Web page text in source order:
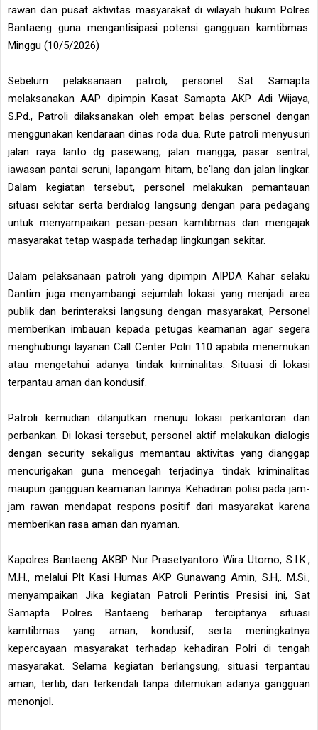
rawan dan pusat aktivitas masyarakat di wilayah hukum Polres
Bantaeng guna mengantisipasi potensi gangguan kamtibmas.
Minggu (10/5/2026)
Sebelum pelaksanaan patroli, personel Sat Samapta
melaksanakan AAP dipimpin Kasat Samapta AKP Adi Wijaya,
S.Pd., Patroli dilaksanakan oleh empat belas personel dengan
menggunakan kendaraan dinas roda dua. Rute patroli menyusuri
jalan raya lanto dg pasewang, jalan mangga, pasar sentral,
iawasan pantai seruni, lapangam hitam, be'lang dan jalan lingkar.
Dalam kegiatan tersebut, personel melakukan pemantauan
situasi sekitar serta berdialog langsung dengan para pedagang
untuk menyampaikan pesan-pesan kamtibmas dan mengajak
masyarakat tetap waspada terhadap lingkungan sekitar.
Dalam pelaksanaan patroli yang dipimpin AIPDA Kahar selaku
Dantim juga menyambangi sejumlah lokasi yang menjadi area
publik dan berinteraksi langsung dengan masyarakat, Personel
memberikan imbauan kepada petugas keamanan agar segera
menghubungi layanan Call Center Polri 110 apabila menemukan
atau mengetahui adanya tindak kriminalitas. Situasi di lokasi
terpantau aman dan kondusif.
Patroli kemudian dilanjutkan menuju lokasi perkantoran dan
perbankan. Di lokasi tersebut, personel aktif melakukan dialogis
dengan security sekaligus memantau aktivitas yang dianggap
mencurigakan guna mencegah terjadinya tindak kriminalitas
maupun gangguan keamanan lainnya. Kehadiran polisi pada jam-
jam rawan mendapat respons positif dari masyarakat karena
memberikan rasa aman dan nyaman.
Kapolres Bantaeng AKBP Nur Prasetyantoro Wira Utomo, S.I.K.,
M.H., melalui Plt Kasi Humas AKP Gunawang Amin, S.H,. M.Si.,
menyampaikan Jika kegiatan Patroli Perintis Presisi ini, Sat
Samapta Polres Bantaeng berharap terciptanya situasi
kamtibmas yang aman, kondusif, serta meningkatnya
kepercayaan masyarakat terhadap kehadiran Polri di tengah
masyarakat. Selama kegiatan berlangsung, situasi terpantau
aman, tertib, dan terkendali tanpa ditemukan adanya gangguan
menonjol.